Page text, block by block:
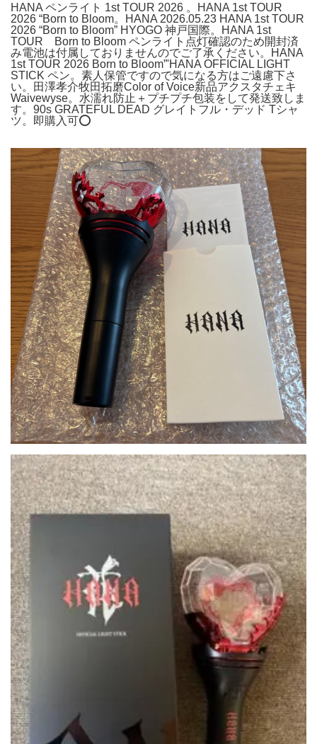
HANA ペンライト 1st TOUR 2026 。HANA 1st TOUR
2026 “Born to Bloom。HANA 2026.05.23 HANA 1st TOUR
2026 “Born to Bloom” HYOGO 神戸国際。HANA 1st
TOUR Born to Bloom ペンライト点灯確認のため開封済
み電池は付属しておりませんのでご了承ください。HANA
1st TOUR 2026 Born to Bloom”'HANA OFFICIAL LIGHT
STICK ペン。素人保管ですので気になる方はご遠慮下さ
い。田澤孝介牧田拓磨Color of Voice新品アクスタチェキ
Waivewyse。水濡れ防止＋プチプチ包装をして発送致しま
す。90s GRATEFUL DEAD グレイトフル・デッド Tシャ
ツ。即購入可⭕️